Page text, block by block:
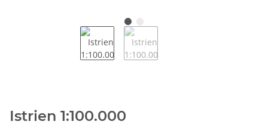
Istrien 1:100.000